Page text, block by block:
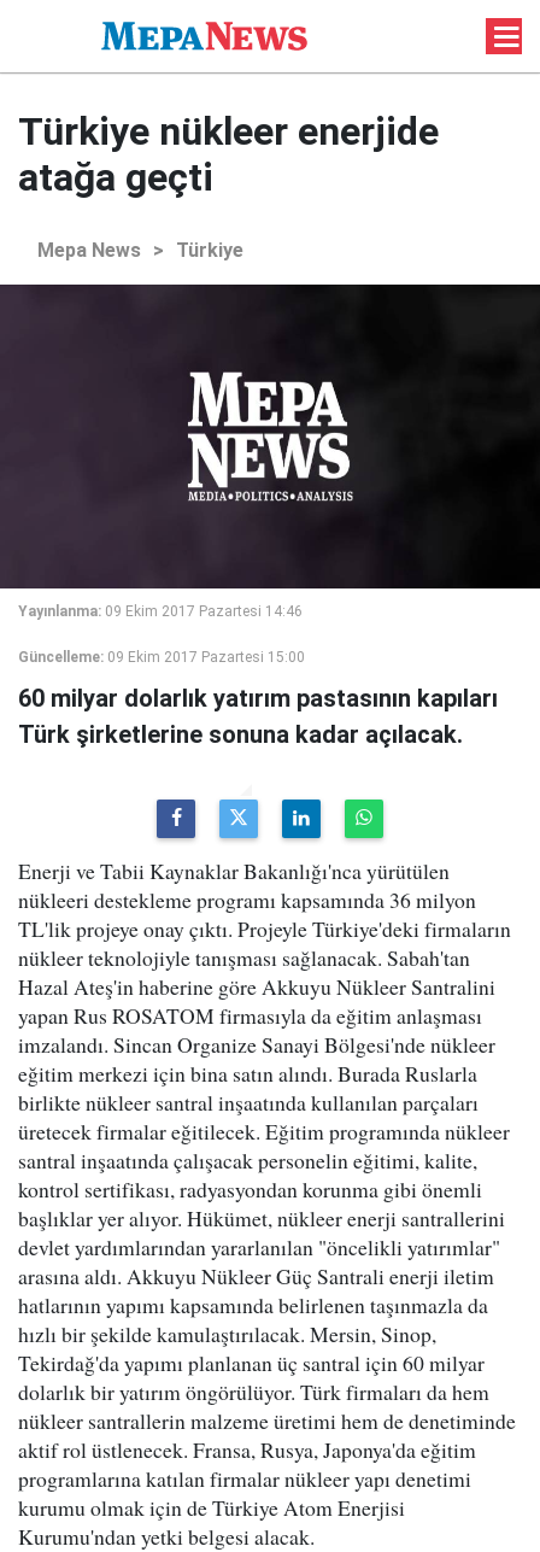
Türkiye nükleer enerjide
atağa geçti
Mepa News > Türkiye
Yayınlanma: 09 Ekim 2017 Pazartesi 14:46
Güncelleme: 09 Ekim 2017 Pazartesi 15:00
60 milyar dolarlık yatırım pastasının kapıları
Türk şirketlerine sonuna kadar açılacak.
Enerji ve Tabii Kaynaklar Bakanlığı'nca yürütülen
nükleeri destekleme programı kapsamında 36 milyon
TL'lik projeye onay çıktı. Projeyle Türkiye'deki firmaların
nükleer teknolojiyle tanışması sağlanacak. Sabah'tan
Hazal Ateş'in haberine göre Akkuyu Nükleer Santralini
yapan Rus ROSATOM firmasıyla da eğitim anlaşması
imzalandı. Sincan Organize Sanayi Bölgesi'nde nükleer
eğitim merkezi için bina satın alındı. Burada Ruslarla
birlikte nükleer santral inşaatında kullanılan parçaları
üretecek firmalar eğitilecek. Eğitim programında nükleer
santral inşaatında çalışacak personelin eğitimi, kalite,
kontrol sertifikası, radyasyondan korunma gibi önemli
başlıklar yer alıyor. Hükümet, nükleer enerji santrallerini
devlet yardımlarından yararlanılan "öncelikli yatırımlar"
arasına aldı. Akkuyu Nükleer Güç Santrali enerji iletim
hatlarının yapımı kapsamında belirlenen taşınmazla da
hızlı bir şekilde kamulaştırılacak. Mersin, Sinop,
Tekirdağ'da yapımı planlanan üç santral için 60 milyar
dolarlık bir yatırım öngörülüyor. Türk firmaları da hem
nükleer santrallerin malzeme üretimi hem de denetiminde
aktif rol üstlenecek. Fransa, Rusya, Japonya'da eğitim
programlarına katılan firmalar nükleer yapı denetimi
kurumu olmak için de Türkiye Atom Enerjisi
Kurumu'ndan yetki belgesi alacak.